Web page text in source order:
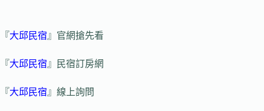
『 大邱民宿』官網搶先看
『 大邱民宿』民宿訂房網
『 大邱民宿』線上詢問